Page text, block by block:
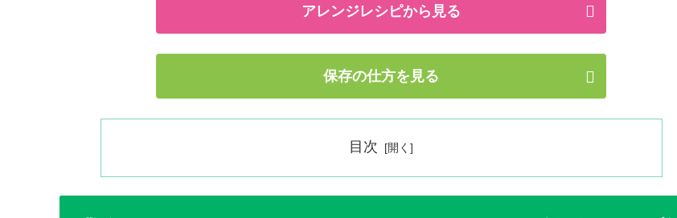
アレンジレシピから見る
保存の仕方を見る
目次